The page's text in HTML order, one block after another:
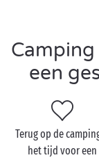
van het aquapark,
- en
Aquagymlessen,
minigolf … U stelt
samen. Dat is pas
een
Terug op de
het tijd voor een